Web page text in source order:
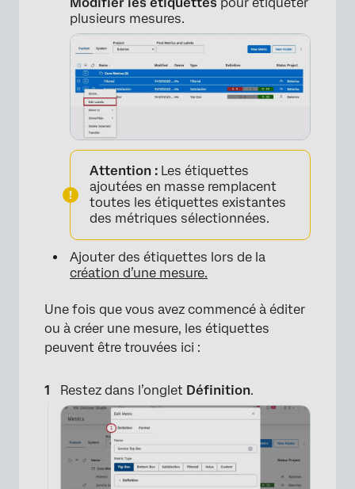
×
plusieurs mesures.
Attention : Les étiquettes
ajoutées en masse remplacent
toutes les étiquettes existantes
des métriques sélectionnées.
Ajouter des étiquettes lors de la
création d’une mesure.
Une fois que vous avez commencé à éditer
ou à créer une mesure, les étiquettes
peuvent être trouvées ici :
Restez dans l’onglet Définition.